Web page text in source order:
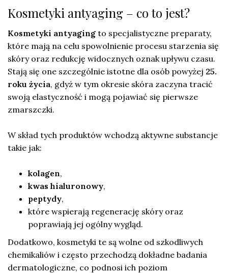
Kosmetyki antyaging – co to jest?
Kosmetyki antyaging to specjalistyczne preparaty,
które mają na celu spowolnienie procesu starzenia się
skóry oraz redukcję widocznych oznak upływu czasu.
Stają się one szczególnie istotne dla osób powyżej 25.
roku życia, gdyż w tym okresie skóra zaczyna tracić
swoją elastyczność i mogą pojawiać się pierwsze
zmarszczki.
W skład tych produktów wchodzą aktywne substancje
takie jak:
kolagen,
kwas hialuronowy,
peptydy,
które wspierają regenerację skóry oraz
poprawiają jej ogólny wygląd.
Dodatkowo, kosmetyki te są wolne od szkodliwych
chemikaliów i często przechodzą dokładne badania
dermatologiczne, co podnosi ich poziom